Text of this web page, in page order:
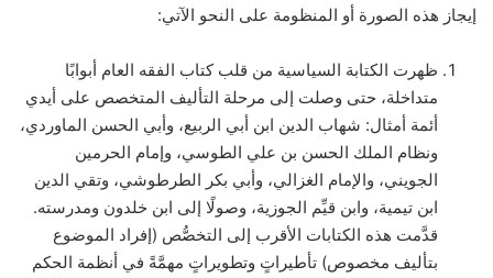
إيجاز هذه الصورة أو المنظومة على النحو الآتي:
ظهرت الكتابة السياسية من قلب كتاب الفقه العام أبوابًا
متداخلة، حتى وصلت إلى مرحلة التأليف المتخصص على أيدي
أئمة أمثال: شهاب الدين ابن أبي الربيع، وأبي الحسن الماوردي،
ونظام الملك الحسن بن علي الطوسي، وإمام الحرمين
الجويني، والإمام الغزالي، وأبي بكر الطرطوشي، وتقي الدين
ابن تيمية، وابن قيِّم الجوزية، وصولًا إلى ابن خلدون ومدرسته.
قدَّمت هذه الكتابات الأقرب إلى التخصُّص (إفراد الموضوع
بتأليف مخصوص) تأطيراتٍ وتطويراتٍ مهمَّةً في أنظمة الحكم